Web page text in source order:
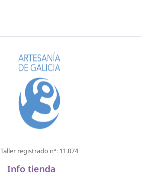
Taller registrado nº: 11.074
Info tienda